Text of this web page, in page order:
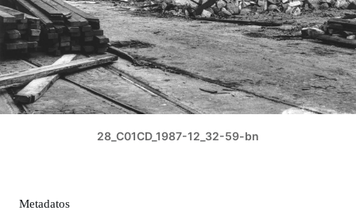
28_C01CD_1987-12_32-59-bn
Metadatos